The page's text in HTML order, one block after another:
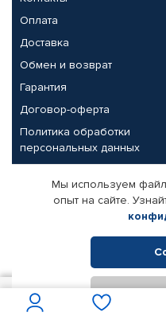
Оплата
Доставка
Обмен и возврат
Гарантия
Договор-оферта
Политика обработки
персональных данных
Партнерам
Корпоративным клиентам
Поставщикам
© КАМАЗ ЦЕНТР ДОНЕЦК,
Интернет-магазин
Мы используем
опыт на сайте.